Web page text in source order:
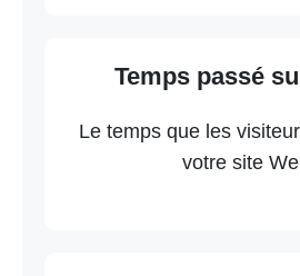
Temps passé
Le temps que les
votre site